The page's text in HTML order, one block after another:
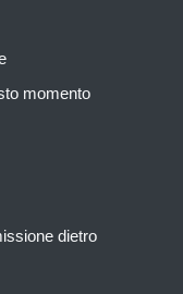
dietro
momento